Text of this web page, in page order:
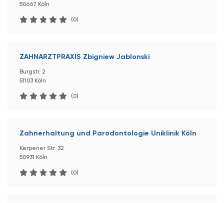
50667 Köln
(0)
ZAHNARZTPRAXIS Zbigniew Jablonski
Burgstr. 2
51103 Köln
(0)
Zahnerhaltung und Parodontologie Uniklinik Köln
Kerpener Str. 32
50931 Köln
(0)